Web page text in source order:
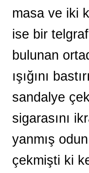
masa ve iki
ise bir
bulunan
ışığını
sandalye
sigarasını
yanmış
çekmişti ki